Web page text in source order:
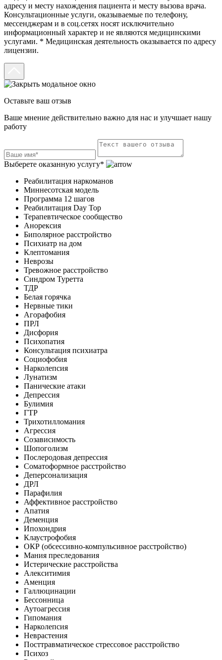
адресу и месту нахождения пациента и месту вызова врача.
Консультационные услуги, оказываемые по телефону,
мессенджерам и в соц.сетях носят исключительно
информационный характер и не являются медицинскими
услугами. * Медицинская деятельность оказывается по адресу
лицензии.
Оставьте ваш отзыв
Ваше мнение действительно важно для нас и улучшает нашу
работу
Выберете оказанную услугу*
Реабилитация наркоманов
Миннесотская модель
Программа 12 шагов
Реабилитация Day Top
Терапевтическое сообщество
Анорексия
Биполярное расстройство
Психиатр на дом
Клептомания
Неврозы
Тревожное расстройство
Синдром Туретта
ТДР
Белая горячка
Нервные тики
Агорафобия
ПРЛ
Дисфория
Психопатия
Консультация психиатра
Социофобия
Нарколепсия
Лунатизм
Панические атаки
Депрессия
Булимия
ГТР
Трихотилломания
Агрессия
Созависимость
Шопоголизм
Послеродовая депрессия
Соматоформное расстройство
Деперсонализация
ДРЛ
Парафилия
Аффективное расстройство
Апатия
Деменция
Ипохондрия
Клаустрофобия
ОКР (обсессивно-компульсивное расстройство)
Мания преследования
Истерические расстройства
Алекситимия
Аменция
Галлюцинации
Бессонница
Аутоагрессия
Гипомания
Нарколепсия
Неврастения
Посттравматическое стрессовое расстройство
Психоз